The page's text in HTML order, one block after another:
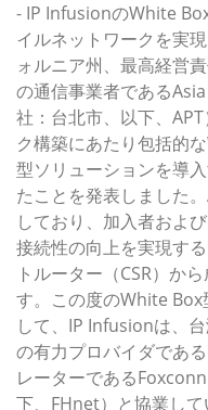
- IP InfusionのWhite
イルネットワークを実
ォルニア州、最高経営
の通信事業者である
社：台北市、以下、
ク構築にあたり包括的
型ソリューションを導
たことを発表しました
しており、加入者およ
接続性の向上を実現す
トルーター（CSR）か
す。この度のWhite Box
して、IP Infusionは、
の有力プロバイダであ
レーターである
下、FHnet）と協業し